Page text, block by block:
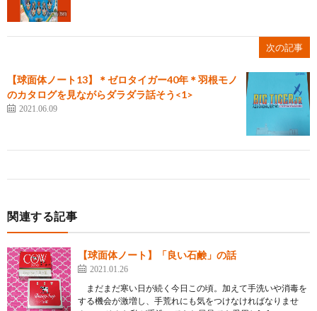
次の記事
【球面体ノート13】＊ゼロタイガー40年＊羽根モノ
のカタログを見ながらダラダラ話そう<1>
2021.06.09
関連する記事
【球面体ノート】「良い石鹸」の話
2021.01.26
まだまだ寒い日が続く今日この頃。加えて手洗いや消毒を
する機会が激増し、手荒れにも気をつけなければなりませ